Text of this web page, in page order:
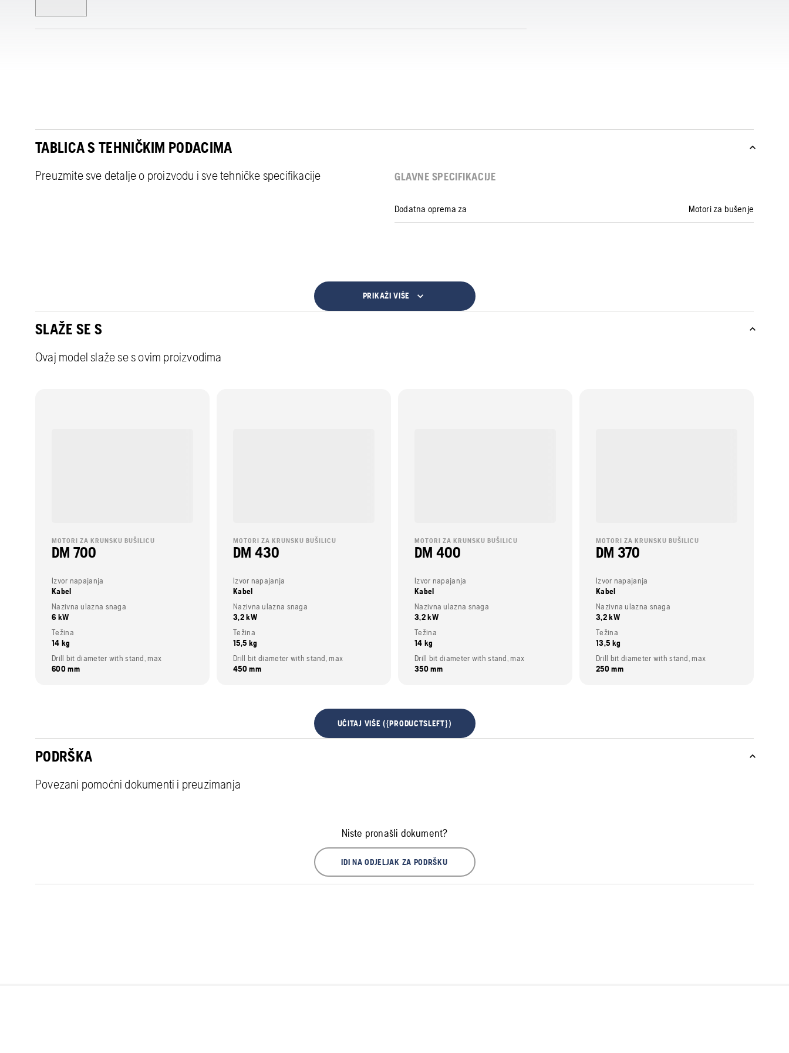
TABLICA S TEHNIČKIM PODACIMA
Preuzmite sve detalje o proizvodu i sve tehničke specifikacije GLAVNE SPECIFIKACIJE
Dodatna oprema za Motori za bušenje
PRIKAŽI VIŠE
SLAŽE SE S
Ovaj model slaže se s ovim proizvodima
MOTORI ZA KRUNSKU BUŠILICU
DM 700
Izvor napajanja
Kabel
Nazivna ulazna snaga
6 kW
Težina
14 kg
Drill bit diameter with stand, max
600 mm
MOTORI ZA KRUNSKU BUŠILICU
DM 430
Izvor napajanja
Kabel
Nazivna ulazna snaga
3,2 kW
Težina
15,5 kg
Drill bit diameter with stand, max
450 mm
MOTORI ZA KRUNSKU BUŠILICU
DM 400
Izvor napajanja
Kabel
Nazivna ulazna snaga
3,2 kW
Težina
14 kg
Drill bit diameter with stand, max
350 mm
MOTORI ZA KRUNSKU BUŠILICU
DM 370
Izvor napajanja
Kabel
Nazivna ulazna snaga
3,2 kW
Težina
13,5 kg
Drill bit diameter with stand, max
250 mm
UČITAJ VIŠE ({PRODUCTSLEFT})
PODRŠKA
Povezani pomoćni dokumenti i preuzimanja
Niste pronašli dokument?
IDI NA ODJELJAK ZA PODRŠKU